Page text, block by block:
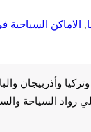
, الاماكن
وأذربيجان